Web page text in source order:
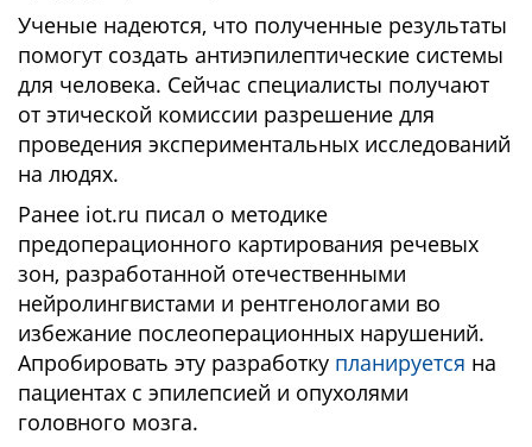
Ученые надеются, что полученные результаты
помогут создать антиэпилептические системы
для человека. Сейчас специалисты получают
от этической комиссии разрешение для
проведения экспериментальных исследований
на людях.
Ранее iot.ru писал о методике
предоперационного картирования речевых
зон, разработанной отечественными
нейролингвистами и рентгенологами во
избежание послеоперационных нарушений.
Апробировать эту разработку планируется на
пациентах с эпилепсией и опухолями
головного мозга.